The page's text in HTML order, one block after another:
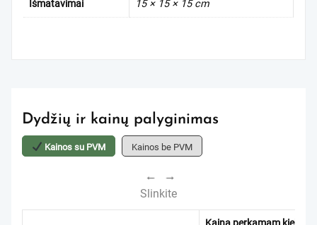
Išmatavimai 15 × 15 × 15 cm
Dydžių ir kainų palyginimas
Kainos su PVM Kainos be PVM
← →
Slinkite